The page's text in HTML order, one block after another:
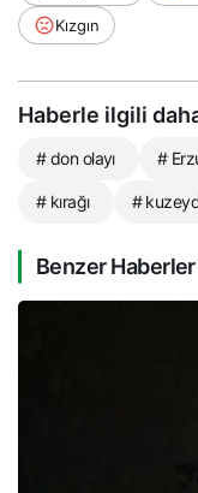
Kızgın
Haberle ilgili
# don olayı #
# kırağı #
Benzer Haberler